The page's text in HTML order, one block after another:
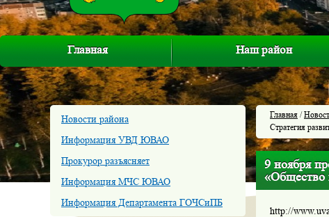
Главная Наш район
Новости района
Информация УВД ЮВАО
Прокурор разъясняет
Информация МЧС ЮВАО
Информация Департамента ГОЧСиПБ
Главная /
Стратегия
9 ноября
«Общество
http://